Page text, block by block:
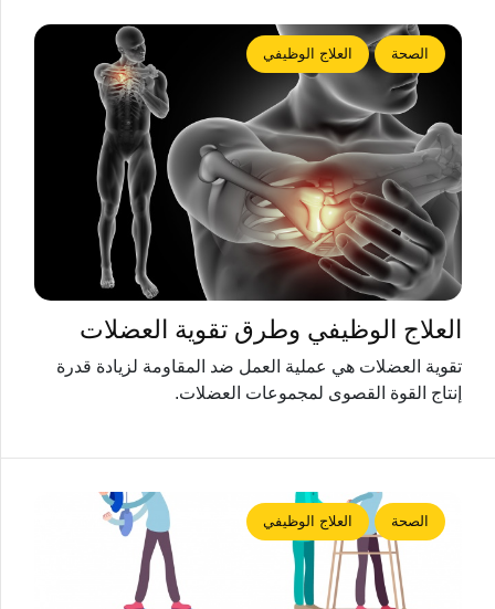
الصحة العلاج الوظيفي
العلاج الوظيفي وطرق تقوية العضلات
تقوية العضلات هي عملية العمل ضد المقاومة لزيادة قدرة
إنتاج القوة القصوى لمجموعات العضلات.
الصحة العلاج الوظيفي